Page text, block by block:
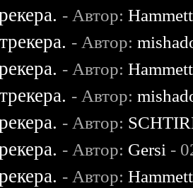
- Автор:Hammett
- Автор:
- Автор:Hammett
- Автор:
- Автор:
- Автор: Gersi -
- Автор:Hammett